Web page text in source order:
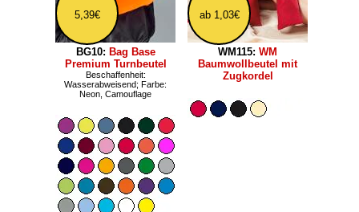
5,39€
BG10: Bag Base
Premium Turnbeutel
Beschaffenheit:
Wasserabweisend; Farbe:
Neon, Camouflage
ab 1,03€
WM115: WM
Baumwollbeutel mit
Zugkordel